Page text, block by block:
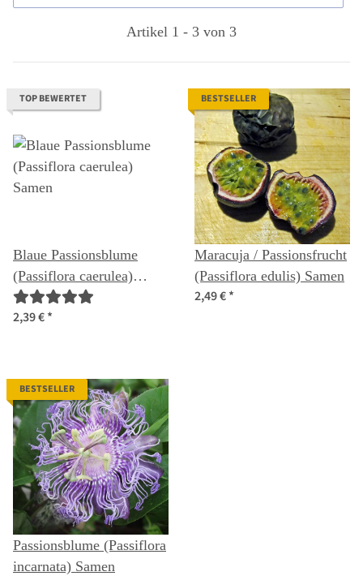
Artikel 1 - 3 von 3
TOP BEWERTET
Blaue Passionsblume
(Passiflora caerulea)
Samen
2,39 €*
BESTSELLER
Maracuja / Passionsfrucht
(Passiflora edulis) Samen
2,49 €*
BESTSELLER
Passionsblume (Passiflora
incarnata) Samen